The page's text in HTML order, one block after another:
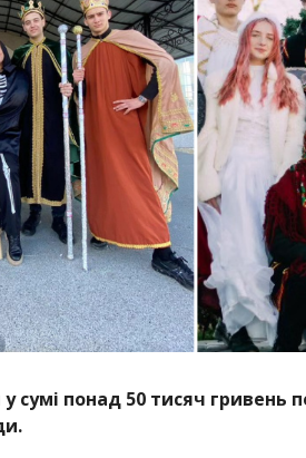
сумі понад 50 тисяч гривень